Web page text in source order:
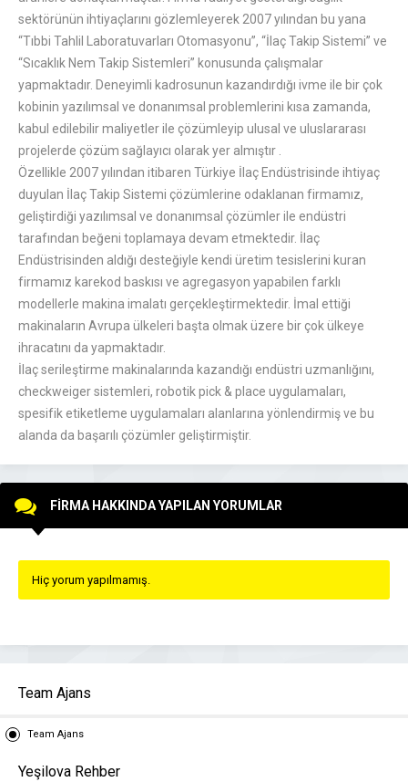
sektörünün ihtiyaçlarını gözlemleyerek 2007 yılından bu yana
“Tıbbi Tahlil Laboratuvarları Otomasyonu”, “İlaç Takip Sistemi” ve
“Sıcaklık Nem Takip Sistemleri” konusunda çalışmalar
yapmaktadır. Deneyimli kadrosunun kazandırdığı ivme ile bir çok
kobinin yazılımsal ve donanımsal problemlerini kısa zamanda,
kabul edilebilir maliyetler ile çözümleyip ulusal ve uluslararası
projelerde çözüm sağlayıcı olarak yer almıştır .
Özellikle 2007 yılından itibaren Türkiye İlaç Endüstrisinde ihtiyaç
duyulan İlaç Takip Sistemi çözümlerine odaklanan firmamız,
geliştirdiği yazılımsal ve donanımsal çözümler ile endüstri
tarafından beğeni toplamaya devam etmektedir. İlaç
Endüstrisinden aldığı desteğiyle kendi üretim tesislerini kuran
firmamız karekod baskısı ve agregasyon yapabilen farklı
modellerle makina imalatı gerçekleştirmektedir. İmal ettiği
makinaların Avrupa ülkeleri başta olmak üzere bir çok ülkeye
ihracatını da yapmaktadır.
İlaç serileştirme makinalarında kazandığı endüstri uzmanlığını,
checkweiger sistemleri, robotik pick & place uygulamaları,
spesifik etiketleme uygulamaları alanlarına yönlendirmiş ve bu
alanda da başarılı çözümler geliştirmiştir.
FİRMA HAKKINDA YAPILAN YORUMLAR
Hiç yorum yapılmamış.
Team Ajans
Team Ajans
Yeşilova Rehber